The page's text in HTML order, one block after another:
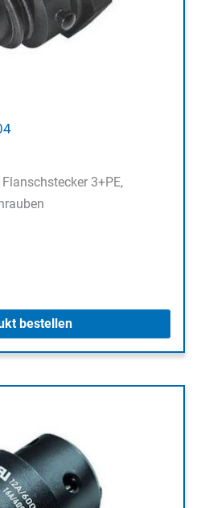
3+PE,
bestellen